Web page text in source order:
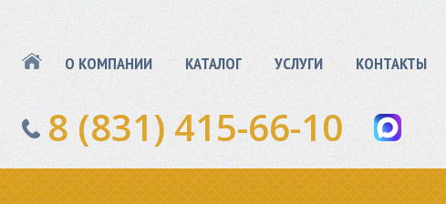
О КОМПАНИИ КАТАЛОГ УСЛУГИ КОНТАКТЫ
8 (831) 415-66-10